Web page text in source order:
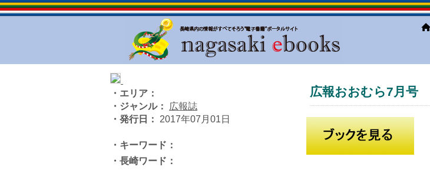
広報おおむら7月号
・エリア：
・ジャンル：
広報誌
・発行日：
2017年07月01日
・キーワード：
・長崎ワード：